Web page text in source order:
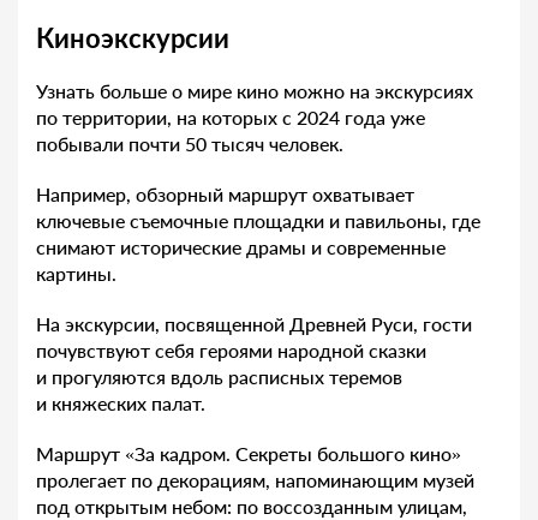
Киноэкскурсии
Узнать больше о мире кино можно на экскурсиях
по территории, на которых с 2024 года уже
побывали почти 50 тысяч человек.
Например, обзорный маршрут охватывает
ключевые съемочные площадки и павильоны, где
снимают исторические драмы и современные
картины.
На экскурсии, посвященной Древней Руси, гости
почувствуют себя героями народной сказки
и прогуляются вдоль расписных теремов
и княжеских палат.
Маршрут «За кадром. Секреты большого кино»
пролегает по декорациям, напоминающим музей
под открытым небом: по воссозданным улицам,